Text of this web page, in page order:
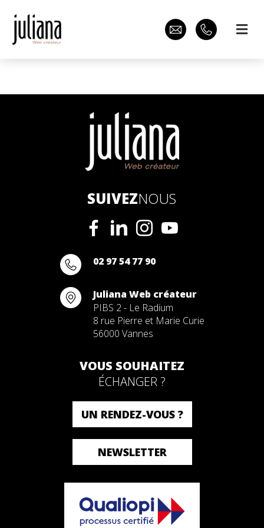
SUIVEZNOUS
02 97 54 77 90
Juliana Web créateur
PIBS 2 - Le Radium
8 rue Pierre et Marie Curie
56000 Vannes
VOUS SOUHAITEZ
ÉCHANGER ?
UN RENDEZ-VOUS ?
NEWSLETTER